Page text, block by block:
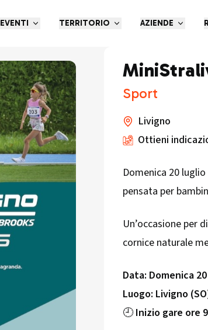
EVENTI TERRITORIO AZIENDE
Sport
Livigno
Ottieni
Domenica 20 luglio
pensata per
Un’occasione per
cornice naturale
Data: Domenica
Luogo: Livigno
🕘Inizio gare ore